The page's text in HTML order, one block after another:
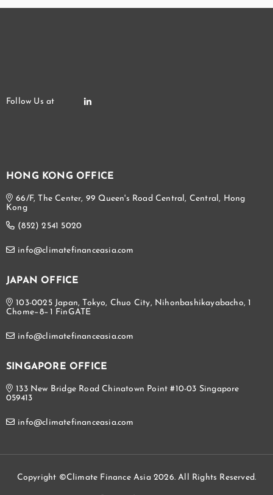
HONG KONG OFFICE
66/F, The Center, 99 Queen's Road Central, Central, Hong
Kong
(852) 2541 5020
info@climatefinanceasia.com
JAPAN OFFICE
103-0025 Japan, Tokyo, Chuo City, Nihonbashikayabacho, 1
Chome−8−1 FinGATE
info@climatefinanceasia.com
SINGAPORE OFFICE
133 New Bridge Road Chinatown Point #10-03 Singapore
059413
info@climatefinanceasia.com
Copyright ©Climate Finance Asia 2026. All Rights Reserved.